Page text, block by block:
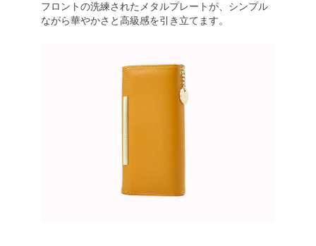
フロントの洗練されたメタルプレートが、シンプル
ながら華やかさと高級感を引き立てます。